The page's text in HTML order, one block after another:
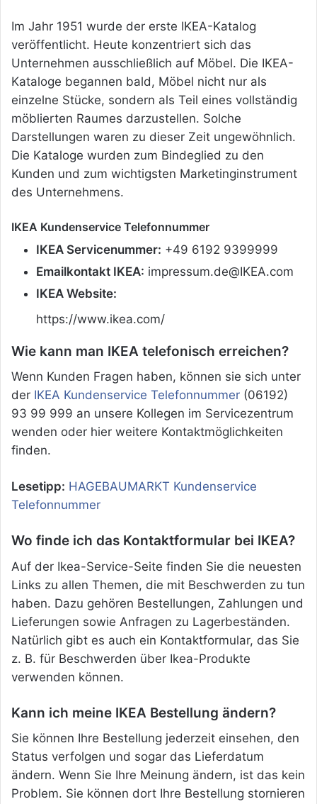
Im Jahr 1951 wurde der erste IKEA-Katalog
veröffentlicht. Heute konzentriert sich das
Unternehmen ausschließlich auf Möbel. Die IKEA-
Kataloge begannen bald, Möbel nicht nur als
einzelne Stücke, sondern als Teil eines vollständig
möblierten Raumes darzustellen. Solche
Darstellungen waren zu dieser Zeit ungewöhnlich.
Die Kataloge wurden zum Bindeglied zu den
Kunden und zum wichtigsten Marketinginstrument
des Unternehmens.
IKEA Kundenservice Telefonnummer
IKEA Servicenummer: +49 6192 9399999
Emailkontakt IKEA: impressum.de@IKEA.com
IKEA Website:
https://www.ikea.com/
Wie kann man IKEA telefonisch erreichen?
Wenn Kunden Fragen haben, können sie sich unter
der IKEA Kundenservice Telefonnummer (06192)
93 99 999 an unsere Kollegen im Servicezentrum
wenden oder hier weitere Kontaktmöglichkeiten
finden.
Lesetipp: HAGEBAUMARKT Kundenservice
Telefonnummer
Wo finde ich das Kontaktformular bei IKEA?
Auf der Ikea-Service-Seite finden Sie die neuesten
Links zu allen Themen, die mit Beschwerden zu tun
haben. Dazu gehören Bestellungen, Zahlungen und
Lieferungen sowie Anfragen zu Lagerbeständen.
Natürlich gibt es auch ein Kontaktformular, das Sie
z. B. für Beschwerden über Ikea-Produkte
verwenden können.
Kann ich meine IKEA Bestellung ändern?
Sie können Ihre Bestellung jederzeit einsehen, den
Status verfolgen und sogar das Lieferdatum
ändern. Wenn Sie Ihre Meinung ändern, ist das kein
Problem. Sie können dort Ihre Bestellung stornieren